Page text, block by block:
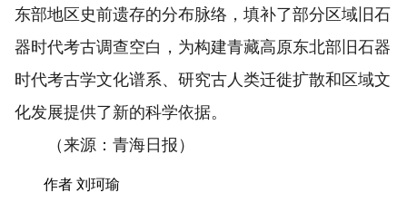
东部地区史前遗存的分布脉络，填补了部分区域旧石
器时代考古调查空白，为构建青藏高原东北部旧石器
时代考古学文化谱系、研究古人类迁徙扩散和区域文
化发展提供了新的科学依据。
（来源：青海日报）
作者 刘珂瑜